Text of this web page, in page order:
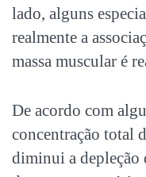
lado, alguns
realmente a
massa muscular é
De acordo com
concentração total
diminui a depleção